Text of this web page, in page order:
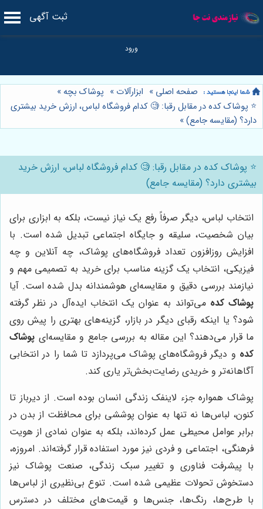
ثبت آگهی
صفحه اصلی » ابزارآلات » پوشاک بچه»
⭐️ پوشاک کده در مقابل رقبا: 🧐 کدام فروشگاه لباس، ارزش خرید بیشتری
دارد؟ (مقایسه جامع)»
⭐️ پوشاک کده در مقابل رقبا: 🧐 کدام فروشگاه لباس، ارزش خرید
بیشتری دارد؟ (مقایسه جامع)
انتخاب لباس، دیگر صرفاً رفع یک نیاز نیست، بلکه به ابزاری برای
بیان شخصیت، سلیقه و جایگاه اجتماعی تبدیل شده است. با
افزایش روزافزون تعداد فروشگاه‌های پوشاک، چه آنلاین و چه
فیزیکی، انتخاب یک گزینه مناسب برای خرید به تصمیمی مهم و
نیازمند بررسی دقیق و مقایسه‌ای هوشمندانه بدل شده است. آیا
پوشاک کده می‌تواند به عنوان یک انتخاب ایده‌آل در نظر گرفته
شود؟ یا اینکه رقبای دیگر در بازار، گزینه‌های بهتری را پیش روی
ما قرار می‌دهند؟ این مقاله به بررسی جامع و مقایسه‌ای پوشاک
کده و دیگر فروشگاه‌های پوشاک می‌پردازد تا شما را در انتخابی
آگاهانه‌تر و خریدی رضایت‌بخش‌تر یاری کند.
پوشاک همواره جزء لاینفک زندگی انسان بوده است. از دیرباز تا
کنون، لباس‌ها نه تنها به عنوان پوششی برای محافظت از بدن در
برابر عوامل محیطی عمل کرده‌اند، بلکه به عنوان نمادی از هویت
فرهنگی، اجتماعی و فردی نیز مورد استفاده قرار گرفته‌اند. امروزه،
با پیشرفت فناوری و تغییر سبک زندگی، صنعت پوشاک نیز
دستخوش تحولات عظیمی شده است. تنوع بی‌نظیری از لباس‌ها
با طرح‌ها، رنگ‌ها، جنس‌ها و قیمت‌های مختلف در دسترس